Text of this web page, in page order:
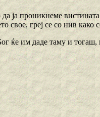
ја проникнеме
свое, греј се со нив како
ќе им даде таму и тогаш,